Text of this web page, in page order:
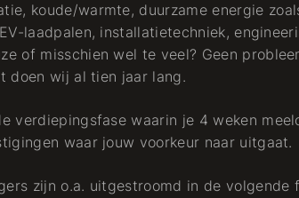
koude/warmte, duurzame energie
laadpalen, installatietechniek,
of misschien wel te veel? Geen
doen wij al tien jaar lang.
verdiepingsfase waarin je 4 weken
waar jouw voorkeur naar uitgaat.
zijn o.a. uitgestroomd in de volgende